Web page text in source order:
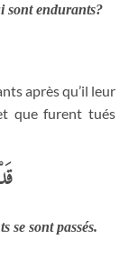
sont endurants?
après qu’il leur
que furent tués
se sont passés.